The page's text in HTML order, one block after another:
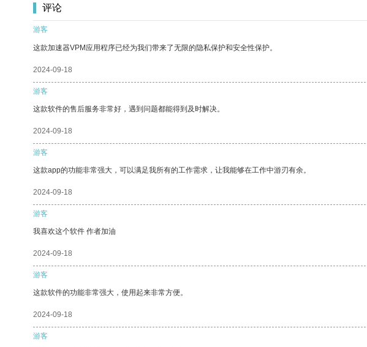
评论
游客
这款加速器VPM应用程序已经为我们带来了无限的隐私保护和安全性保护。
2024-09-18
游客
这款软件的售后服务非常好，遇到问题都能得到及时解决。
2024-09-18
游客
这款app的功能非常强大，可以满足我所有的工作需求，让我能够在工作中游刃有余。
2024-09-18
游客
我喜欢这个软件 作者加油
2024-09-18
游客
这款软件的功能非常强大，使用起来非常方便。
2024-09-18
游客